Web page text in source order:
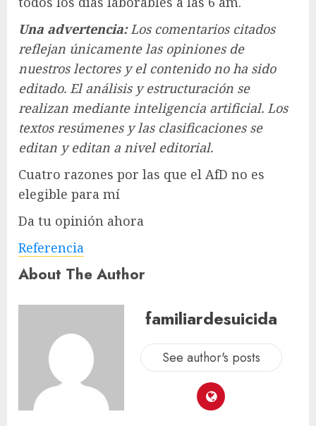
Una advertencia:Los comentarios citados
reflejan únicamente las opiniones de
nuestros lectores y el contenido no ha sido
editado. El análisis y estructuración se
realizan mediante inteligencia artificial. Los
textos resúmenes y las clasificaciones se
editan y editan a nivel editorial.
Cuatro razones por las que el AfD no es
elegible para mí
Da tu opinión ahora
Referencia
About The Author
familiardesuicida
See author's posts